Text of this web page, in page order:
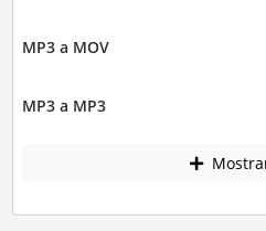
MP3 a MOV
MP3 a MP3